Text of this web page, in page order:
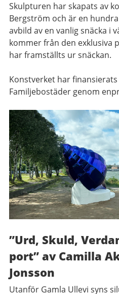
Skulpturen har skapats av
Bergström och är en
avbild av en vanlig snäcka i
kommer från den exklusiva
har framställts ur snäckan.
Konstverket har
Familjebostäder genom
”Urd, Skuld,
port” av Camilla
Jonsson
Utanför Gamla Ullevi syns